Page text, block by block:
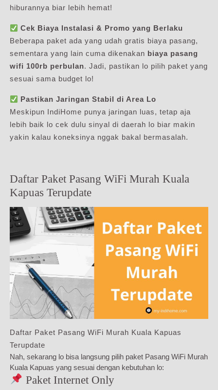
hiburannya biar lebih hemat!
Cek Biaya Instalasi & Promo yang Berlaku
Beberapa paket ada yang udah gratis biaya pasang,
sementara yang lain cuma dikenakan biaya pasang
wifi 100rb perbulan. Jadi, pastikan lo pilih paket yang
sesuai sama budget lo!
Pastikan Jaringan Stabil di Area Lo
Meskipun IndiHome punya jaringan luas, tetap aja
lebih baik lo cek dulu sinyal di daerah lo biar makin
yakin kalau koneksinya nggak bakal bermasalah.
Daftar Paket Pasang WiFi Murah Kuala
Kapuas Terupdate
Daftar Paket Pasang WiFi Murah Kuala Kapuas
Terupdate
Nah, sekarang lo bisa langsung pilih paket Pasang WiFi Murah
Kuala Kapuas yang sesuai dengan kebutuhan lo:
Paket Internet Only